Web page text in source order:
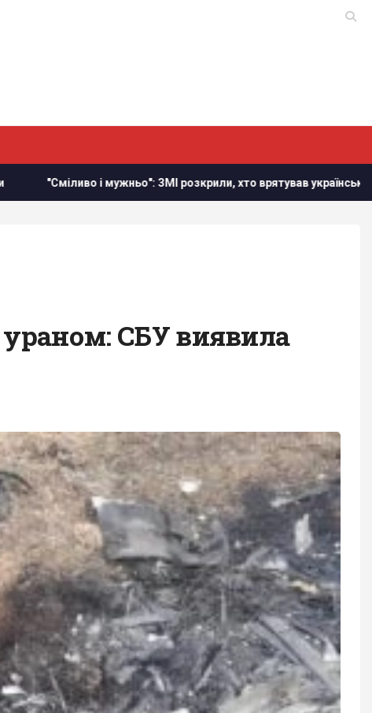
ЗМІ розкрили, хто врятував український літак від дрона в
ураном: СБУ виявила